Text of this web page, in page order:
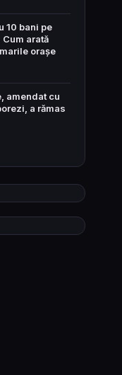
10 bani pe
arată
orașe
amendat cu
a rămas